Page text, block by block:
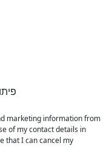
marketing information from
of my contact details in
that I can cancel my